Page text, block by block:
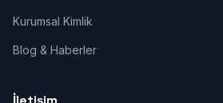
Kurumsal Kimlik
Blog & Haberler